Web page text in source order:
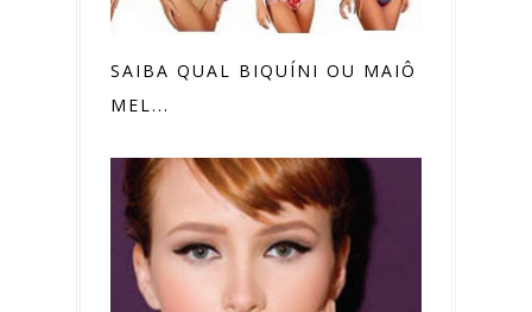
SAIBA QUAL BIQUÍNI OU MAIÔ FICA
MEL...